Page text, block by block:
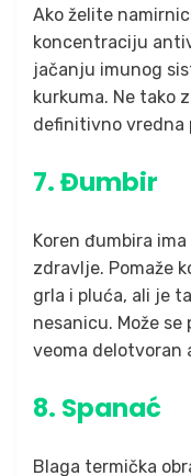
Ako želite
koncentraciju
jačanju imunog
kurkuma. Ne tako
definitivno vredna
7. Đumbir
Koren đumbira
zdravlje. Pomaže
grla i pluća, ali je
nesanicu. Može
veoma delotvoran
8. Spanać
Blaga termička